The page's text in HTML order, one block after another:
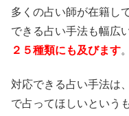
多くの占い師が在籍し
できる占い手法も幅広
２５種類にも及びます。
対応できる占い手法は
で占ってほしいという